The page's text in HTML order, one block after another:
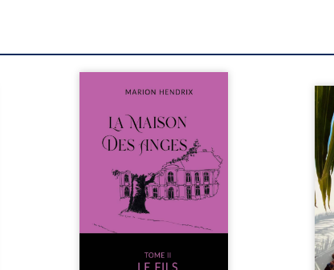
Nous sommes en 1979, soit 15
patriarche Anatole-Eustache.
La famille devra affronter non
seulement un inconnu qui rôde
autour du domaine et dont
Firmin, le fidèle majordome,
redoute les visites, le passé
encombrant d’Anatole-
Eustache, la malédiction
familiale, mais aussi la toute-
puissance de Gauthier. Mais
comment dompter cet enfant
avant qu’il ...
Au
eux,